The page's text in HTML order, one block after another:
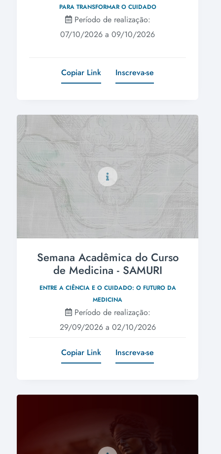
PARA TRANSFORMAR O CUIDADO
Período de realização:
07/10/2026 a 09/10/2026
Copiar Link Inscreva-se
Semana Acadêmica do Curso
de Medicina - SAMURI
ENTRE A CIÊNCIA E O CUIDADO: O FUTURO DA
MEDICINA
Período de realização:
29/09/2026 a 02/10/2026
Copiar Link Inscreva-se